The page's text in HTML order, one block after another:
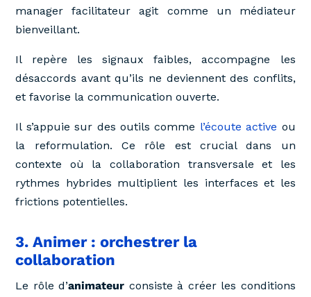
manager facilitateur agit comme un médiateur
bienveillant.
Il repère les signaux faibles, accompagne les
désaccords avant qu’ils ne deviennent des conflits,
et favorise la communication ouverte.
Il s’appuie sur des outils comme l’écoute active ou
la reformulation. Ce rôle est crucial dans un
contexte où la collaboration transversale et les
rythmes hybrides multiplient les interfaces et les
frictions potentielles.
3. Animer : orchestrer la
collaboration
Le rôle d’animateur consiste à créer les conditions